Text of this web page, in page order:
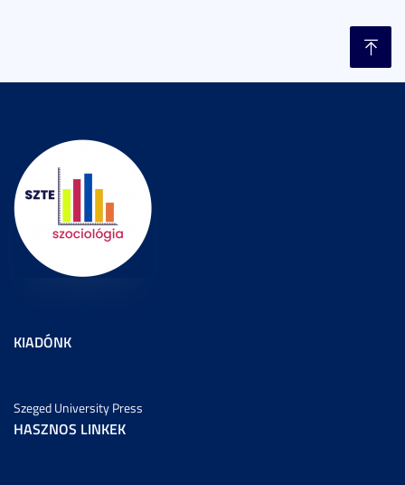
KIADÓNK
Szeged University Press
HASZNOS LINKEK